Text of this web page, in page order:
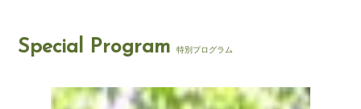
Special Program 特別プログラム